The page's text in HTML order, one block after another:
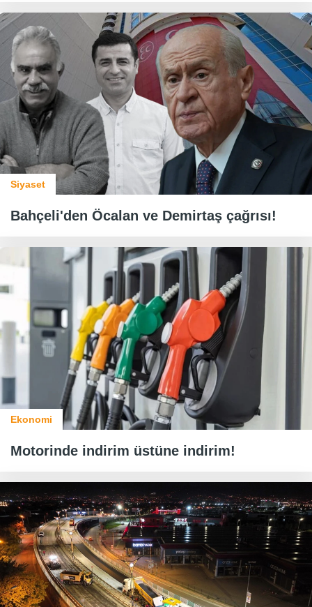
Siyaset
Bahçeli'den Öcalan ve Demirtaş çağrısı!
Ekonomi
Motorinde indirim üstüne indirim!